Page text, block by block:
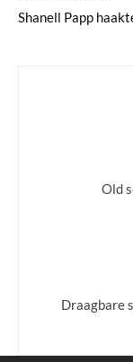
Shanell Papp
Old
Draagbare